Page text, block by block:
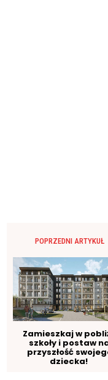
POPRZEDNI ARTYKUŁ
Zamieszkaj w
szkoły i postaw
przyszłość
dziecka!